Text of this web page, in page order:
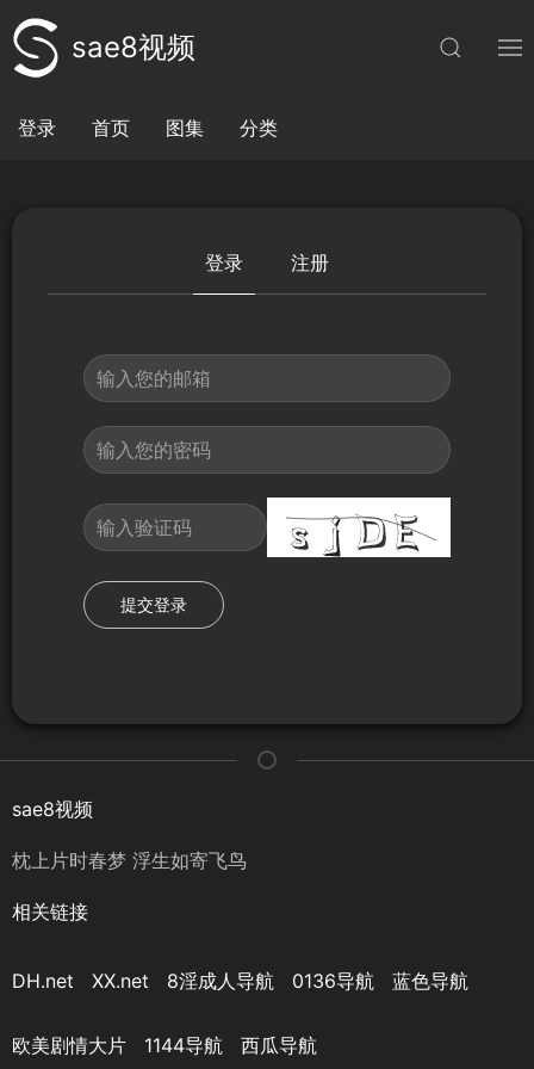
sae8视频
登录 首页 图集 分类
登录 注册
提交登录
sae8视频
枕上片时春梦 浮生如寄飞鸟
相关链接
DH.net XX.net 8淫成人导航 0136导航 蓝色导航
欧美剧情大片 1144导航 西瓜导航